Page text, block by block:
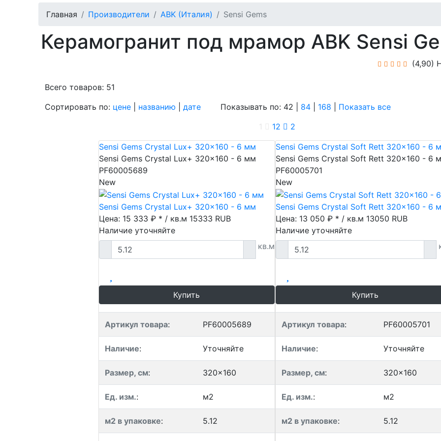
Главная Производители ABK (Италия) Sensi Gems
Керамогранит под мрамор ABK Sensi
(4,90)
Всего товаров: 51
Сортировать по: цене названию дате Показывать по: 42 | 84 168
Показать все
1
12 2
Sensi Gems Crystal Lux+ 320x160 - 6 мм
Sensi Gems Crystal Lux+ 320x160 - 6 мм
PF60005689
New
Sensi Gems Crystal Lux+ 320x160 - 6 мм
Цена: 15 333 ₽ * / кв.м 15333 RUB
Наличие уточняйте
кв.м
Купить
Артикул товара: PF60005689
Наличие: Уточняйте
Размер, см: 320x160
Ед. изм.: м2
м2 в упаковке: 5.12
Sensi Gems Crystal Soft Rett 320x160 - 6
Sensi Gems Crystal Soft Rett 320x160 - 6
PF60005701
New
Sensi Gems Crystal Soft Rett 320x160 - 6
Цена: 13 050 ₽ * / кв.м 13050 RUB
Наличие уточняйте
Купить
Артикул товара: PF60005701
Наличие: Уточняйте
Размер, см: 320x160
Ед. изм.: м2
м2 в упаковке: 5.12